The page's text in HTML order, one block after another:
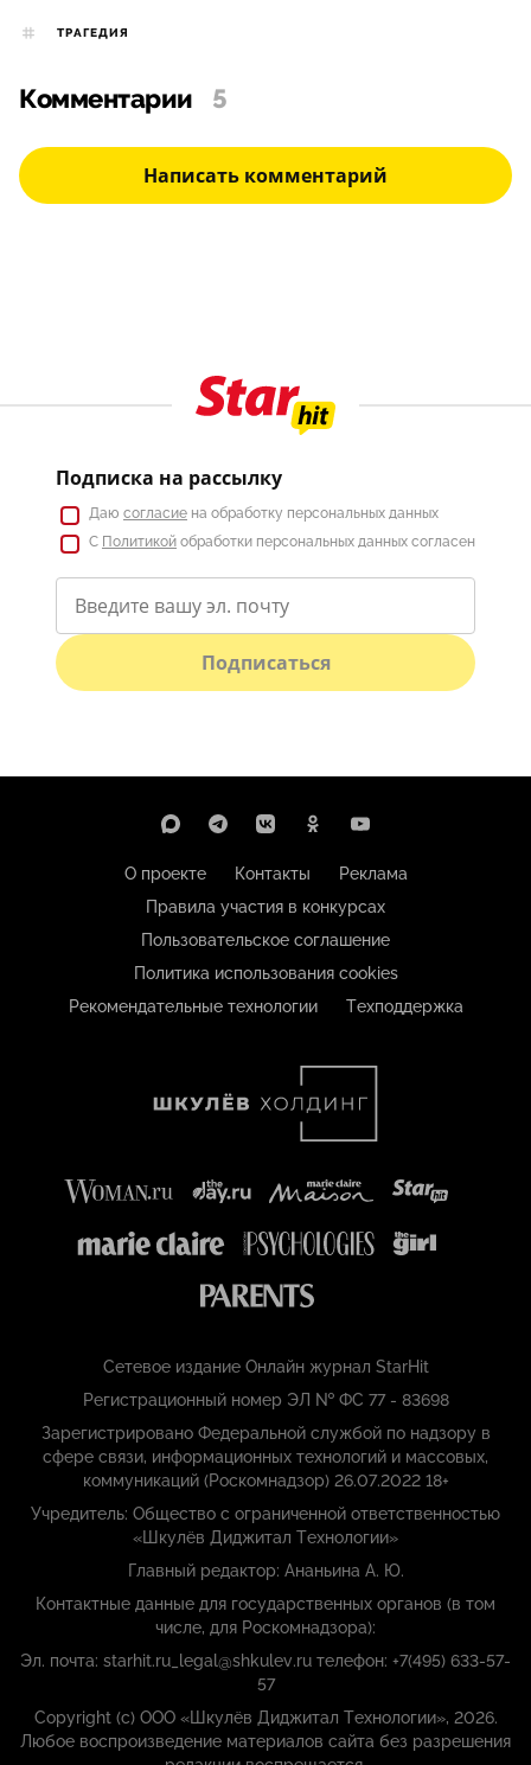
ТРАГЕДИЯ
Комментарии 5
Написать комментарий
Подписка на рассылку
Даю согласие на обработку персональных данных
С Политикой обработки персональных данных согласен
Подписаться
О проекте Контакты
Реклама
Правила участия в конкурсах
Пользовательское соглашение
Политика использования cookies
Рекомендательные технологии
Техподдержка
Сетевое издание Онлайн журнал StarHit
Регистрационный номер ЭЛ № ФС 77 - 83698
Зарегистрировано Федеральной службой по надзору в
сфере связи, информационных технологий и массовых,
коммуникаций (Роскомнадзор) 26.07.2022 18+
Учредитель: Общество с ограниченной ответственностью
«Шкулёв Диджитал Технологии»
Главный редактор: Ананьина А. Ю.
Контактные данные для государственных органов (в том
числе, для Роскомнадзора):
Эл. почта: starhit.ru_legal@shkulev.ru телефон: +7(495) 633-57-
57
Copyright (с) ООО «Шкулёв Диджитал Технологии», 2026.
Любое воспроизведение материалов сайта без разрешения